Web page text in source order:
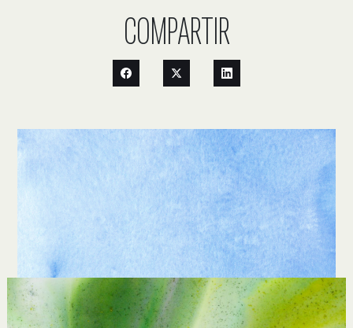
COMPARTIR